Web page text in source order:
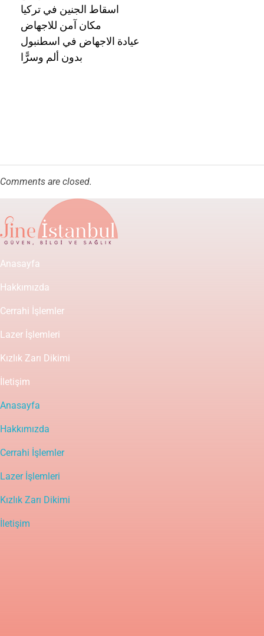
اسقاط الجنين في تركيا
مكان آمن للاجهاض
عيادة الاجهاض في اسطنبول
بدون ألم وسرًّا
Comments are closed.
Anasayfa
Hakkımızda
Cerrahi İşlemler
Lazer İşlemleri
Kızlık Zarı Dikimi
İletişim
Anasayfa
Hakkımızda
Cerrahi İşlemler
Lazer İşlemleri
Kızlık Zarı Dikimi
İletişim